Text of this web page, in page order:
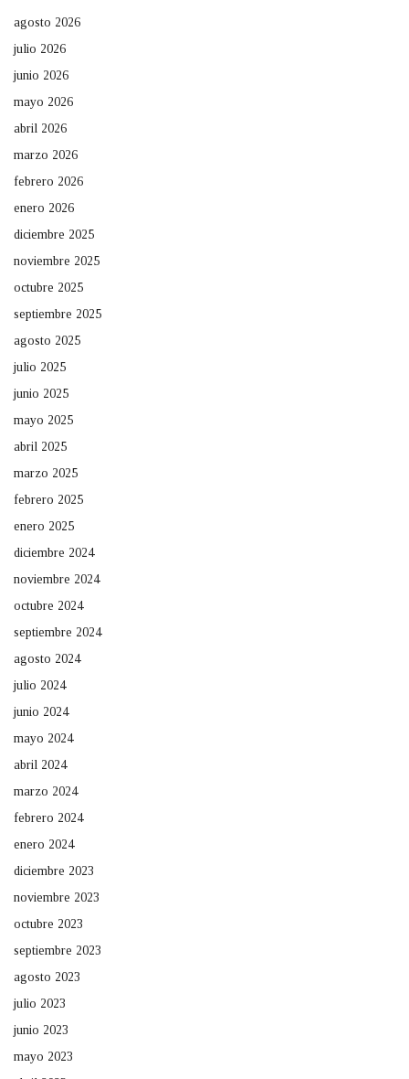
agosto 2026
julio 2026
junio 2026
mayo 2026
abril 2026
marzo 2026
febrero 2026
enero 2026
diciembre 2025
noviembre 2025
octubre 2025
septiembre 2025
agosto 2025
julio 2025
junio 2025
mayo 2025
abril 2025
marzo 2025
febrero 2025
enero 2025
diciembre 2024
noviembre 2024
octubre 2024
septiembre 2024
agosto 2024
julio 2024
junio 2024
mayo 2024
abril 2024
marzo 2024
febrero 2024
enero 2024
diciembre 2023
noviembre 2023
octubre 2023
septiembre 2023
agosto 2023
julio 2023
junio 2023
mayo 2023